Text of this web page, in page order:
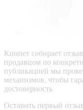
Кинпет собирает
продавцом по
публикацией мы
механизмов, чтобы
достоверность
Оставить первый